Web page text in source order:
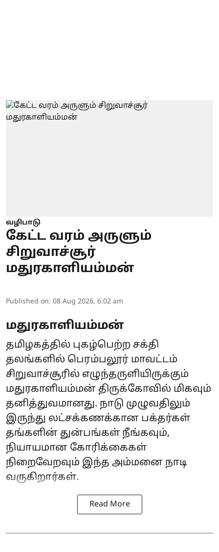
வழிபாடு
கேட்ட வரம் அருளும்
சிறுவாச்சூர்
மதுரகாளியம்மன்
Published on: 08 Aug 2026, 6:02 am
மதுரகாளியம்மன்
தமிழகத்தில் புகழ்பெற்ற சக்தி
தலங்களில் பெரம்பலூர் மாவட்டம்
சிறுவாச்சூரில் எழுந்தருளியிருக்கும்
மதுரகாளியம்மன் திருக்கோவில் மிகவும்
தனித்துவமானது. நாடு முழுவதிலும்
இருந்து லட்சக்கணக்கான பக்தர்கள்
தங்களின் துன்பங்கள் நீங்கவும்,
நியாயமான கோரிக்கைகள்
நிறைவேறவும் இந்த அம்மனை நாடி
வருகிறார்கள்.
Read More